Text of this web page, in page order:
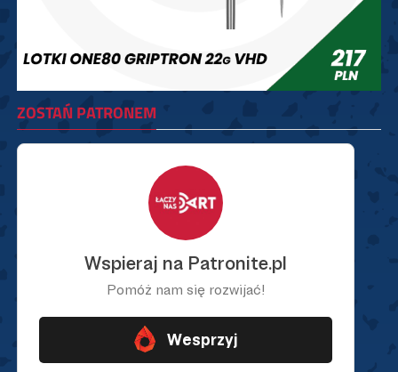
ZOSTAŃ PATRONEM